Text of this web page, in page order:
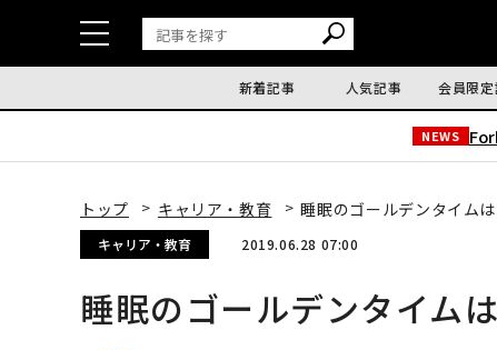
新着記事 人気記事 会員限定
NEWS
トップ キャリア・教育 睡眠のゴールデンタイム
キャリア・教育 2019.06.28 07:00
睡眠のゴールデンタイム